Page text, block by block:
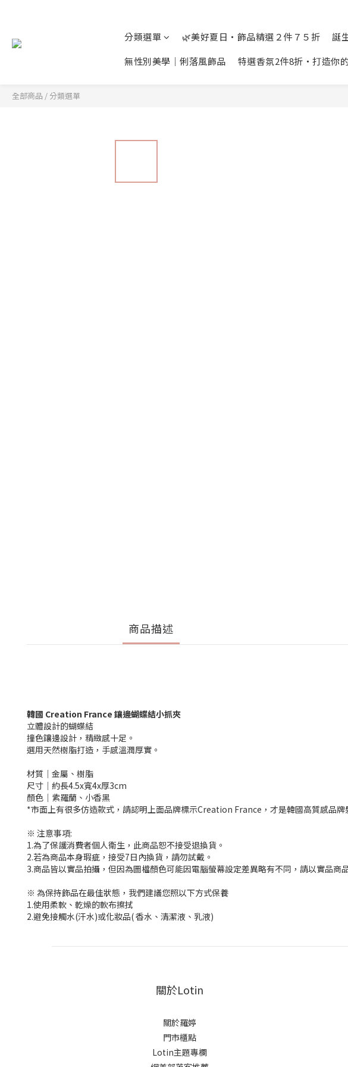
分類選單 🌿美好夏日‧飾品精選２件７５折 誕
無性別美學│俐落風飾品
特選香氛2件8折‧打造你
全部商品 / 分類選單
商品描述
韓國 Creation France 鑲邊蝴蝶結小抓夾
立體設計的蝴蝶結
撞色鑲邊設計，精緻感十足。
選用天然樹脂打造，手感溫潤厚實。
材質│金屬、樹脂
尺寸│約長4.5x寬4x厚3cm
顏色│紫羅蘭、小香黑
*市面上有很多仿造款式，請認明上面品牌標示Creation France，才是韓國高質感品牌
※ 注意事項:
1.為了保護消費者個人衛生，此商品恕不接受退換貨。
2.若為商品本身瑕疵，接受7日內換貨，請勿試戴。
3.商品皆以實品拍攝，但因為圖檔顏色可能因電腦螢幕設定差異略有不同，請以實品商
※ 為保持飾品在最佳狀態，我們建議您照以下方式保養
1.使用柔軟、乾燥的軟布擦拭
2.避免接觸水(汗水)或化妝品( 香水、清潔液、乳液)
關於Lotin
關於羅婷
門市櫃點
Lotin主題專欄